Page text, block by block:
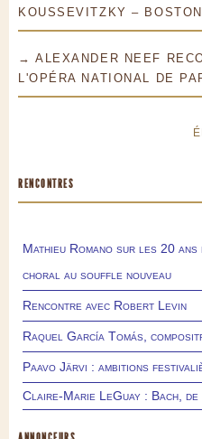
KOUSSEVITZKY –
→ ALEXANDER NEEF
L'OPÉRA NATIONAL DE
RENCONTRES
Mathieu Romano sur les 20 ans
choral au souffle nouveau
Rencontre avec Robert Levin
Raquel García Tomás,
Paavo Järvi : ambitions
Claire-Marie LeGuay : Bach,